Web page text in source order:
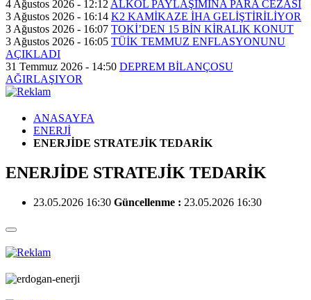
4 Ağustos 2026 - 12:12 ALKOL PAYLAŞIMINA PARA CEZASI
3 Ağustos 2026 - 16:14 K2 KAMİKAZE İHA GELİŞTİRİLİYOR
3 Ağustos 2026 - 16:07 TOKİ’DEN 15 BİN KİRALIK KONUT
3 Ağustos 2026 - 16:05 TÜİK TEMMUZ ENFLASYONUNU
AÇIKLADI
31 Temmuz 2026 - 14:50 DEPREM BİLANÇOSU
AĞIRLAŞIYOR
ANASAYFA
ENERJİ
ENERJİDE STRATEJİK TEDARİK
ENERJİDE STRATEJİK TEDARİK
23.05.2026 16:30 Güncellenme : 23.05.2026 16:30